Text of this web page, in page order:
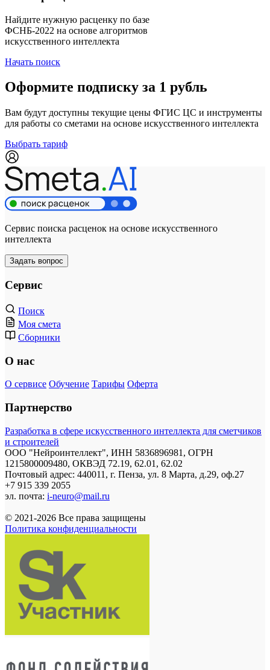
Найдите нужную расценку по базе
ФСНБ-2022 на основе алгоритмов
искусственного интеллекта
Начать поиск
Оформите подписку за 1 рубль
Вам будут доступны текущие цены ФГИС ЦС и инструменты
для работы со сметами на основе искусственного интеллекта
Выбрать тариф
Сервис поиска расценок на основе искусственного
интеллекта
Задать вопрос
Сервис
Поиск
Моя смета
Сборники
О нас
О сервисе Обучение Тарифы Оферта
Партнерство
Разработка в сфере искусственного интеллекта для сметчиков
и строителей
ООО "Нейроинтеллект", ИНН 5836896981, ОГРН
1215800009480, ОКВЭД 72.19, 62.01, 62.02
Почтовый адрес: 440011, г. Пенза, ул. 8 Марта, д.29, оф.27
+7 915 339 2055
эл. почта: i-neuro@mail.ru
© 2021-2026 Все права защищены
Политика конфиденциальности